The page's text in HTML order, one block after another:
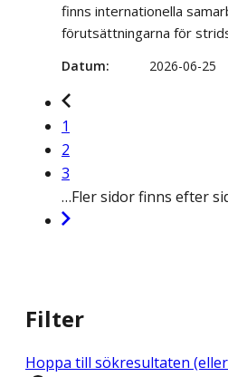
finns internationella
förutsättningarna för
Datum 2026-06-25
1
2
3
…Fler sidor finns efter
Filter
Hoppa till sökresultaten